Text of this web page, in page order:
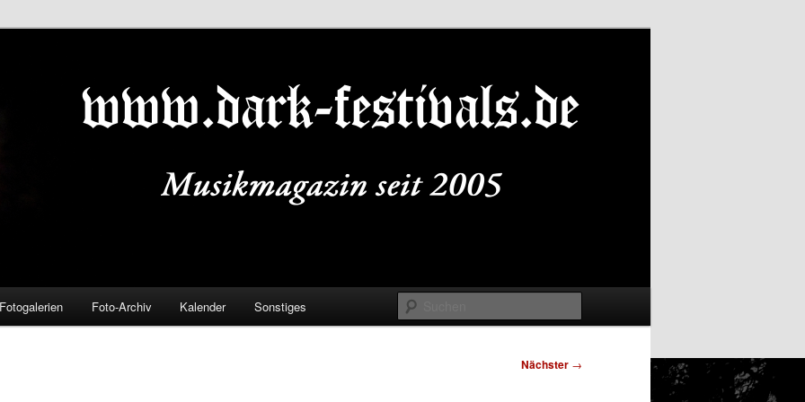
Fotogalerien Foto-Archiv Kalender Sonstiges
Nächster →